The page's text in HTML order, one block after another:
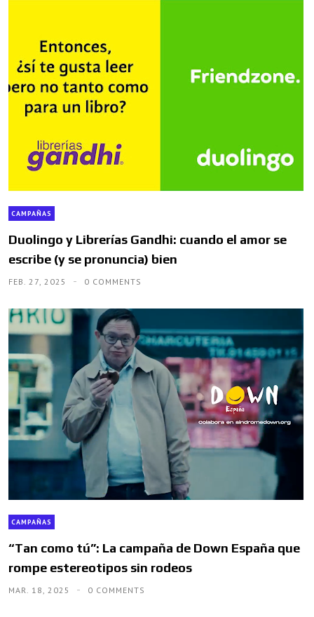
CAMPAÑAS
Duolingo y Librerías Gandhi: cuando el amor se
escribe (y se pronuncia) bien
FEB. 27, 2025 0 COMMENTS
CAMPAÑAS
“Tan como tú”: La campaña de Down España que
rompe estereotipos sin rodeos
MAR. 18, 2025 0 COMMENTS